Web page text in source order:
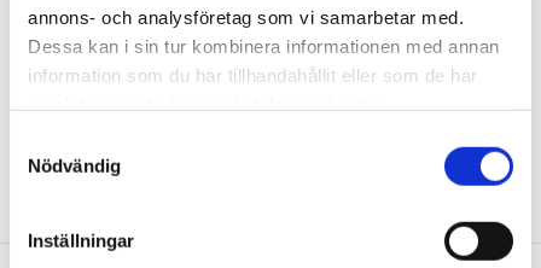
annons- och analysföretag som vi samarbetar med.
Dessa kan i sin tur kombinera informationen med annan
information som du har tillhandahållit eller som de har
Nödvändig
Inställningar
Deltagaren ska ha tillräckliga kunskaper om elektricitet för
att kunna
tillgodogöra sig utbildningen.